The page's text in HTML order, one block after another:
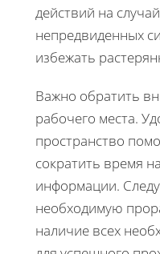
действий на
непредвиденных
избежать
Важно обратить
рабочего места.
пространство
сократить время
информации.
необходимую
наличие всех